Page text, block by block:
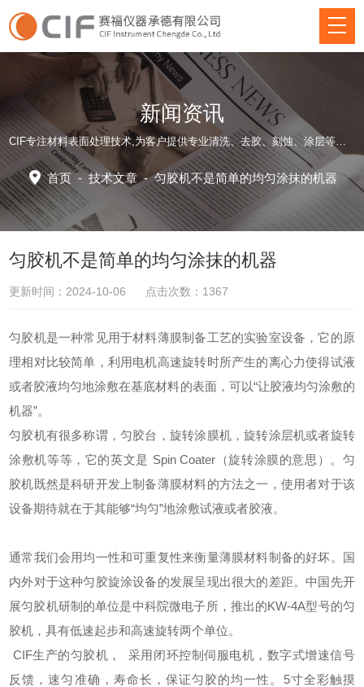
新闻资讯
CIF专注材料表面处理技术,为客户提供专业清洗、去胶、刻蚀、涂层等方面仪器装备和应用工艺解决方案！
首页 -技术文章 -匀胶机不是简单的均匀涂抹的机器
匀胶机不是简单的均匀涂抹的机器
更新时间：2024-10-06 点击次数：1367
匀胶机是一种常见用于材料薄膜制备工艺的实验室设备，它的原
理相对比较简单，利用电机高速旋转时所产生的离心力使得试液
或者胶液均匀地涂敷在基底材料的表面，可以“让胶液均匀涂敷的
机器”。
匀胶机有很多称谓，匀胶台，旋转涂膜机，旋转涂层机或者旋转
涂敷机等等，它的英文是 Spin Coater （旋转涂膜的意思）。 匀
胶机既然是科研开发上制备薄膜材料的方法之一，使用者对于该
设备期待就在于其能够“均匀”地涂敷试液或者胶液。
通常我们会用均一性和可重复性来衡量薄膜材料制备的好坏。 国
内外对于这种匀胶旋涂设备的发展呈现出很大的差距。中国先开
展匀胶机研制的单位是中科院微电子所，推出的KW-4A型号的匀
胶机，具有低速起步和高速旋转两个单位。
CIF生产的匀胶机， 采用闭环控制伺服电机，数字式增速信号
反馈，速匀准确，寿命长，保证匀胶的均一性。 5寸全彩触摸